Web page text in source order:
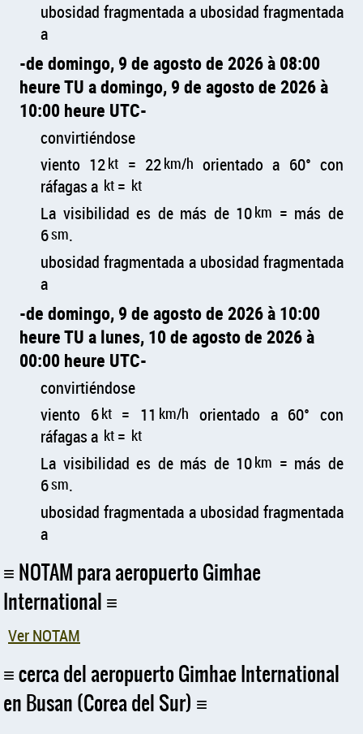
ubosidad fragmentada a ubosidad fragmentada
a
de domingo, 9 de agosto de 2026 à 08:00
heure TU a domingo, 9 de agosto de 2026 à
10:00 heure UTC
convirtiéndose
viento 12kt = 22km/h orientado a 60° con
ráfagas a kt = kt
La visibilidad es de más de 10km = más de
6sm.
ubosidad fragmentada a ubosidad fragmentada
a
de domingo, 9 de agosto de 2026 à 10:00
heure TU a lunes, 10 de agosto de 2026 à
00:00 heure UTC
convirtiéndose
viento 6kt= 11 km/h orientado a 60° con
ráfagas a kt = kt
La visibilidad es de más de 10km = más de
6sm.
ubosidad fragmentada a ubosidad fragmentada
a
NOTAM para aeropuerto Gimhae
International
Ver NOTAM
cerca del aeropuerto Gimhae International
en Busan (Corea del Sur)